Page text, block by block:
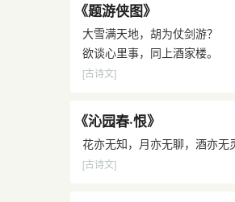
《题游侠图》
大雪满天地，胡为仗剑游？
欲谈心里事，同上酒家楼。
[古诗文]
《沁园春·恨》
花亦无知，月亦无聊，酒亦
[古诗文]